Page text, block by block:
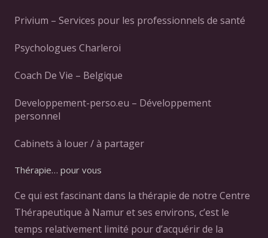
Privium – Services pour les professionnels de santé
Psychologues Charleroi
Coach De Vie – Belgique
Developpement-perso.eu – Développement
personnel
Cabinets à louer / à partager
Thérapie… pour vous
Ce qui est fascinant dans la thérapie de notre Centre
Thérapeutique à Namur et ses environs, c’est le
temps relativement limité pour d’acquérir de la